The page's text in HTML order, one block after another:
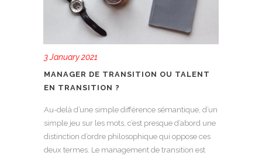
3 January 2021
MANAGER DE TRANSITION OU TALENT
EN TRANSITION ?
Au-delà d’une simple différence sémantique, d’un
simple jeu sur les mots, c’est presque d’abord une
distinction d’ordre philosophique qui oppose ces
deux termes. Le management de transition est